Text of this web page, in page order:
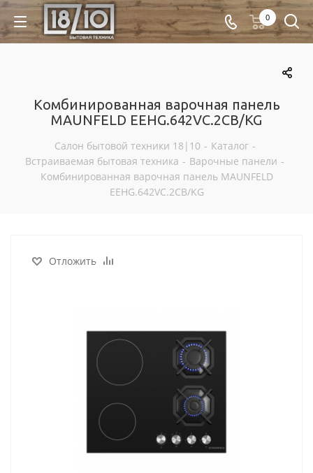
0
Комбинированная варочная панель
MAUNFELD EEHG.642VC.2CB/KG
Салон бытовой техники 18|10 - Каталог -
Встраиваемая бытовая техника - Варочные панели -
Комбинированная варочная панель MAUNFELD
EEHG.642VC.2CB/KG
Отложить